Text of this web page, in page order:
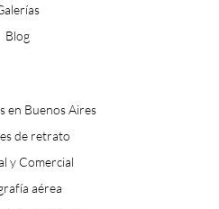
Blog
en Buenos Aires
de retrato
y Comercial
aérea